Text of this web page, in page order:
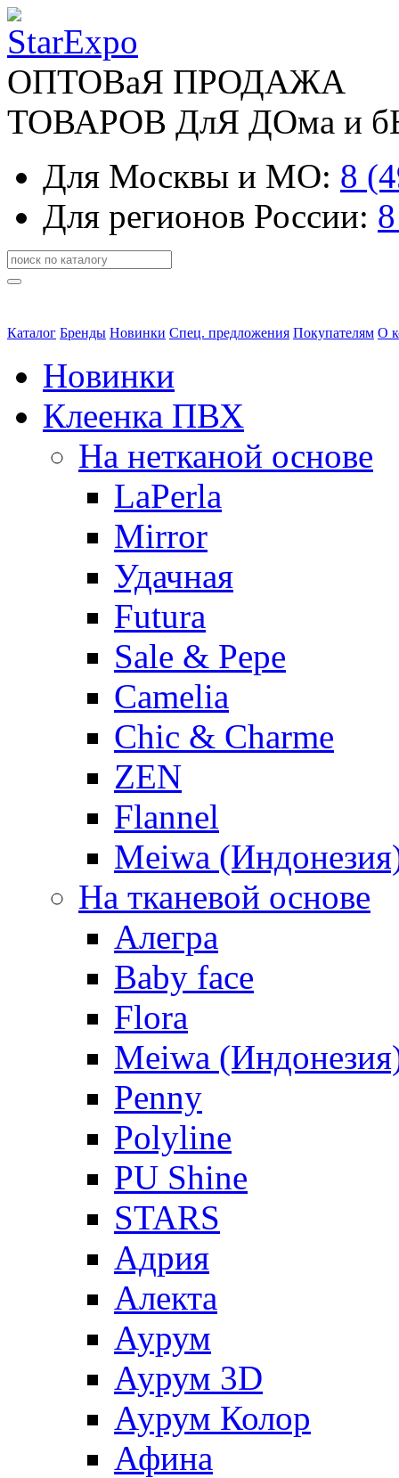
ОПТОВаЯ ПРОДАЖА
ТОВАРОВ ДлЯ ДОма и
Для Москвы и МО: 8
Для регионов России:
Каталог Бренды Новинки Спец. предложения Покупателям О
Новинки
Клеенка ПВХ
На нетканой основе
LaPerla
Mirror
Удачная
Futura
Sale & Pepe
Camelia
Chic & Charme
ZEN
Flannel
Meiwa
На тканевой основе
Алегра
Baby face
Flora
Meiwa
Penny
Polyline
PU Shine
STARS
Адрия
Алекта
Аурум
Аурум 3D
Аурум Колор
Афина